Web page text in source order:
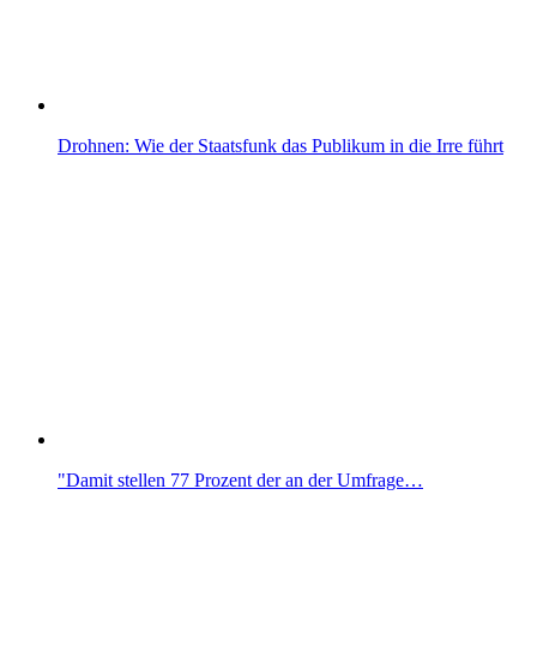
Drohnen: Wie der Staatsfunk das Publikum in die Irre führt
"Damit stellen 77 Prozent der an der Umfrage…